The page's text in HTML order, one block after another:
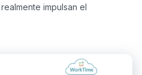
impulsan el